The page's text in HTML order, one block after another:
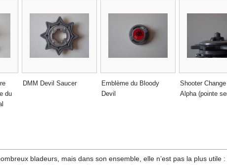
du
DMM Devil Saucer
Emblème du Bloody
Devil
Shooter
Alpha (pointe
bladeurs, mais dans son ensemble, elle n’est pas la plus